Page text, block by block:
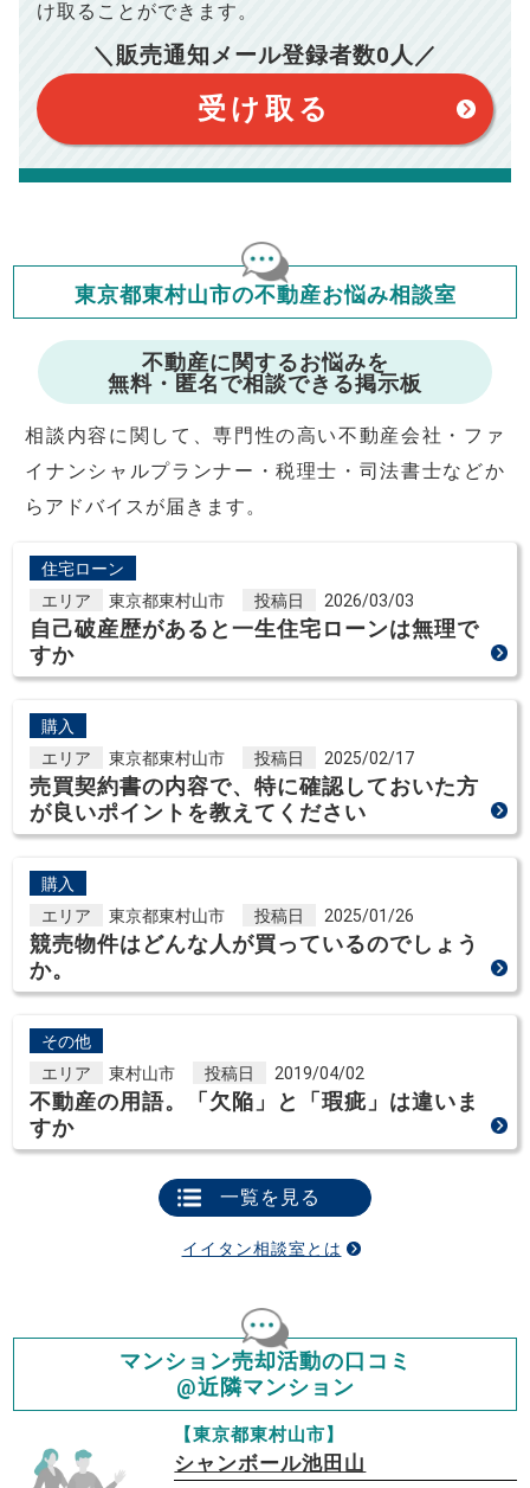
このシミュレーターは元利均等返済方式で試算しています。
このシミュレーターは、四捨五入にて計算しております。
このシミュレーターはお借り入れの全期間で金利が変わらない設
このシミュレーターでの結果は、お借り入れを保証するものでは
ありません。
このシミュレーターをご利用された方の、いかなる損害について
ますが、お借り入れの際に各金融機関にご相談ください。
会員マイページでは
修繕費・管理費の計算もできます
宅ローンの一括繰上返済の手数料等は含まれておりませんの
で予めご了承ください。
おります。（物件価格×3%＋6万円＋消費税）
け取ることができます。
＼販売通知メール登録者数0 人／
受け取る
東京都東村山市の不動産お悩み相談室
不動産に関するお悩みを
無料・匿名で相談できる掲示板
相談内容に関して、専門性の高い不動産会社・ファ
イナンシャルプランナー・税理士・司法書士などか
らアドバイスが届きます。
住宅ローン
エリア
東京都東村山市 投稿日 2026/03/03
自己破産歴があると一生住宅ローンは無理で
すか
購入
エリア
東京都東村山市 投稿日 2025/02/17
売買契約書の内容で、特に確認しておいた方
が良いポイントを教えてください
購入
エリア
東京都東村山市 投稿日 2025/01/26
競売物件はどんな人が買っているのでしょう
か。
その他
エリア
東村山市 投稿日 2019/04/02
不動産の用語。「欠陥」と「瑕疵」は違いま
すか
一覧を見る
イイタン相談室とは
マンション売却活動の口コミ
@近隣マンション
【東京都東村山市】
シャンボール池田山